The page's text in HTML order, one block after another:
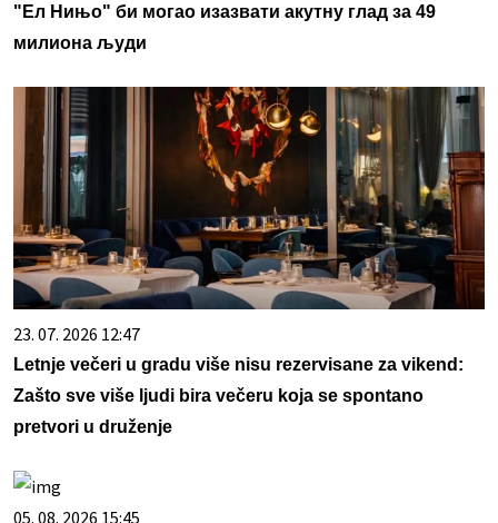
"Ел Нињо" би могао изазвати акутну глад за 49
милиона људи
23. 07. 2026 12:47
Letnje večeri u gradu više nisu rezervisane za vikend:
Zašto sve više ljudi bira večeru koja se spontano
pretvori u druženje
05. 08. 2026 15:45